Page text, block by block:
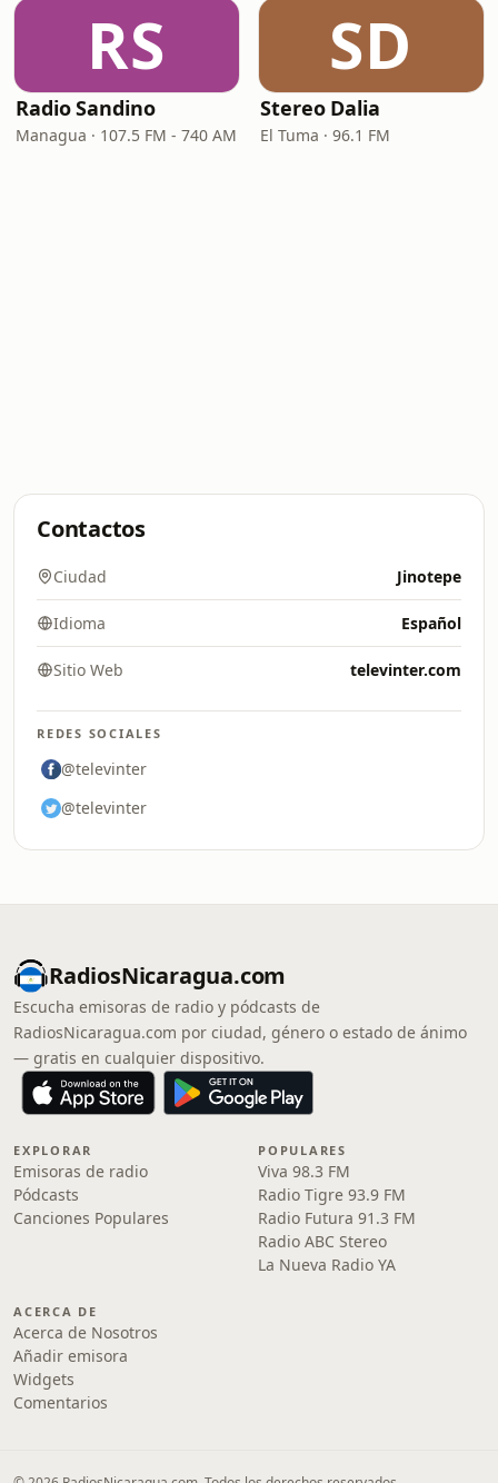
RS
Radio Sandino
Managua · 107.5 FM - 740 AM
SD
Stereo Dalia
El Tuma · 96.1 FM
Contactos
Ciudad Jinotepe
Idioma Español
Sitio Web televinter.com
REDES SOCIALES
@televinter
@televinter
RadiosNicaragua.com
Escucha emisoras de radio y pódcasts de
RadiosNicaragua.com por ciudad, género o estado de ánimo
— gratis en cualquier dispositivo.
EXPLORAR
Emisoras de radio
Pódcasts
Canciones Populares
POPULARES
Viva 98.3 FM
Radio Tigre 93.9 FM
Radio Futura 91.3 FM
Radio ABC Stereo
La Nueva Radio YA
ACERCA DE
Acerca de Nosotros
Añadir emisora
Widgets
Comentarios